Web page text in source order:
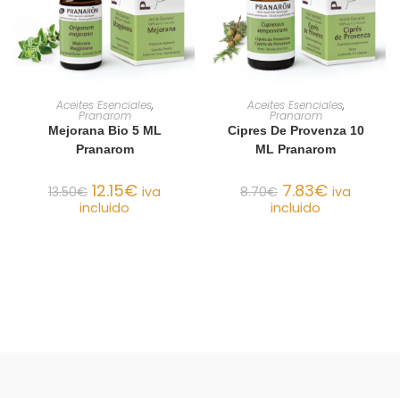
AÑADIR AL CARRITO
Aceites Esenciales,
Pranarom
Mejorana Bio 5 ML
Pranarom
13.50€ 12.15€ iva
incluido
AÑADIR AL CARRITO
Aceites Esenciales,
Pranarom
Cipres De Provenza 10
ML Pranarom
8.70€ 7.83€ iva
incluido